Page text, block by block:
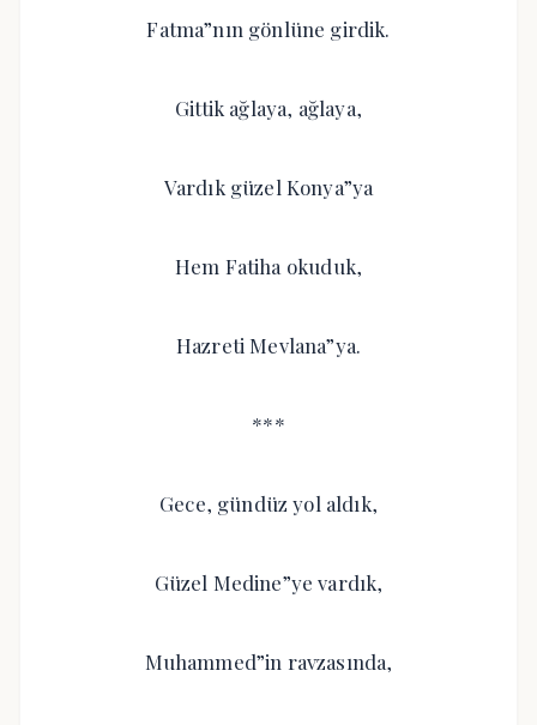
Fatma”nın gönlüne girdik.
Gittik ağlaya, ağlaya,
Vardık güzel Konya”ya
Hem Fatiha okuduk,
Hazreti Mevlana”ya.
***
Gece, gündüz yol aldık,
Güzel Medine”ye vardık,
Muhammed”in ravzasında,